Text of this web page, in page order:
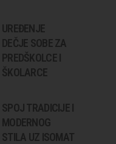
UREĐENJE
DEČJE SOBE ZA
PREDŠKOLCE I
ŠKOLARCE
SPOJ TRADICIJE I
MODERNOG
STILA UZ ISOMAT